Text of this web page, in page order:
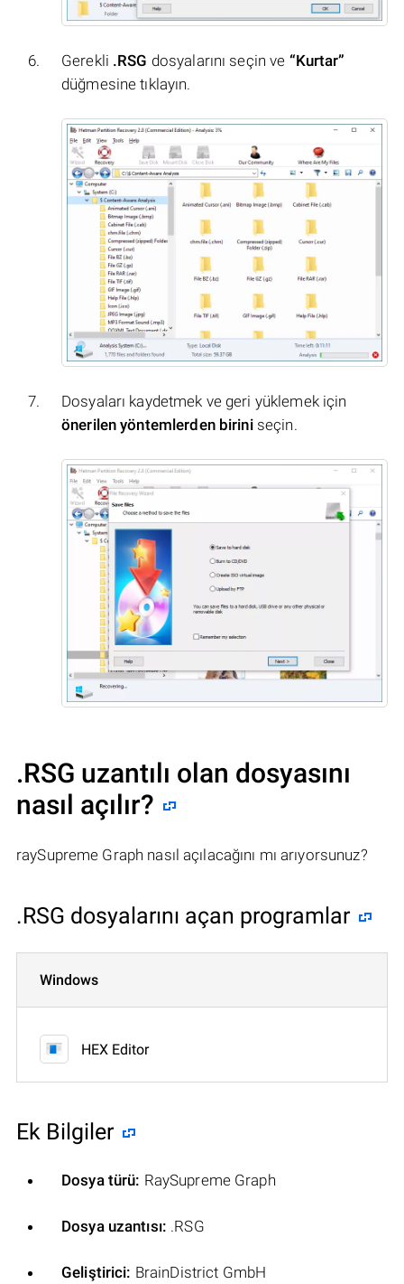
Gerekli .RSG dosyalarını seçin ve “Kurtar”
düğmesine tıklayın.
Dosyaları kaydetmek ve geri yüklemek için
önerilen yöntemlerden biriniseçin.
.RSG uzantılı olan dosyasını
nasıl açılır?
raySupreme Graph nasıl açılacağını mı arıyorsunuz?
.RSG dosyalarını açan programlar
Windows
HEX Editor
Ek Bilgiler
Dosya türü: RaySupreme Graph
Dosya uzantısı: .RSG
Geliştirici: BrainDistrict GmbH